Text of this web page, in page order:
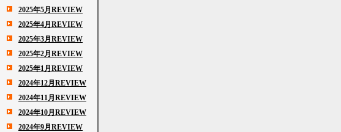
2025年5月REVIEW
2025年4月REVIEW
2025年3月REVIEW
2025年2月REVIEW
2025年1月REVIEW
2024年12月REVIEW
2024年11月REVIEW
2024年10月REVIEW
2024年9月REVIEW